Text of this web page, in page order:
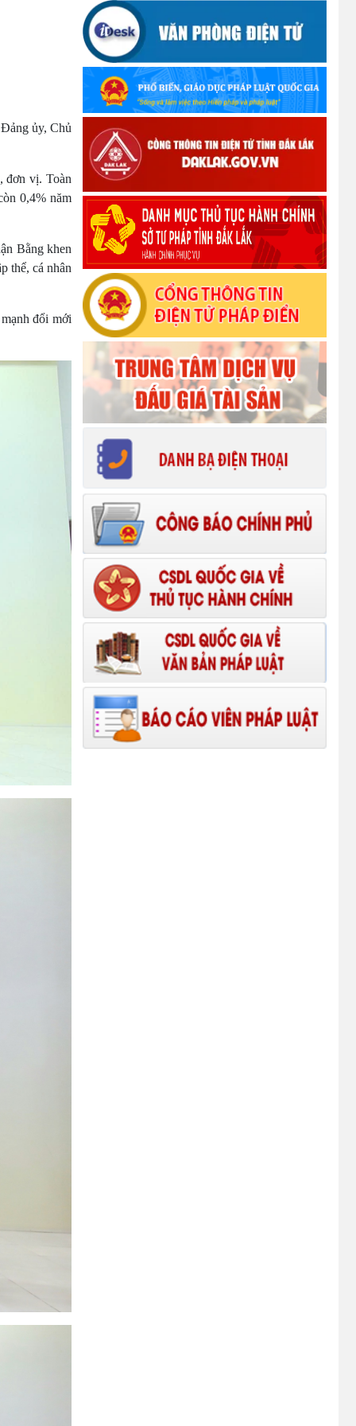
ủy, Chủ
đơn vị. Toàn
0,4% năm
Bằng khen
thể, cá nhân
đổi mới
UBND TỈNH ĐẮK LẮK KHUYẾN CÁO
NGƯỜI DÂN TĂNG CƯỜNG PHÒNG,
CHỐNG BỆNH TẢ
(09/10/2025)
Bộ Quốc phòng công bố thủ tục hành
chính đủ điều kiện tái cấu trúc thực hiện
toàn trình, một phần trên môi trường điện
tử
(09/10/2025)
Bộ Chính trị, Ban Bí thư kết luận về phân
cấp, phân quyền trong vận hành chính
quyền địa phương 2 cấp
(08/10/2025)